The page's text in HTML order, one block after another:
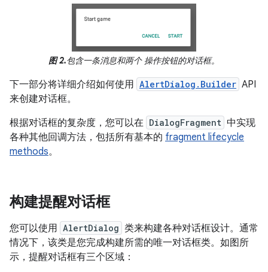
图 2.包含一条消息和两个 操作按钮的对话框。
下一部分将详细介绍如何使用 AlertDialog.Builder API
来创建对话框。
根据对话框的复杂度，您可以在 DialogFragment 中实现
各种其他回调方法，包括所有基本的 fragment lifecycle
methods。
构建提醒对话框
您可以使用 AlertDialog 类来构建各种对话框设计。通常
情况下，该类是您完成构建所需的唯一对话框类。如图所
示，提醒对话框有三个区域：